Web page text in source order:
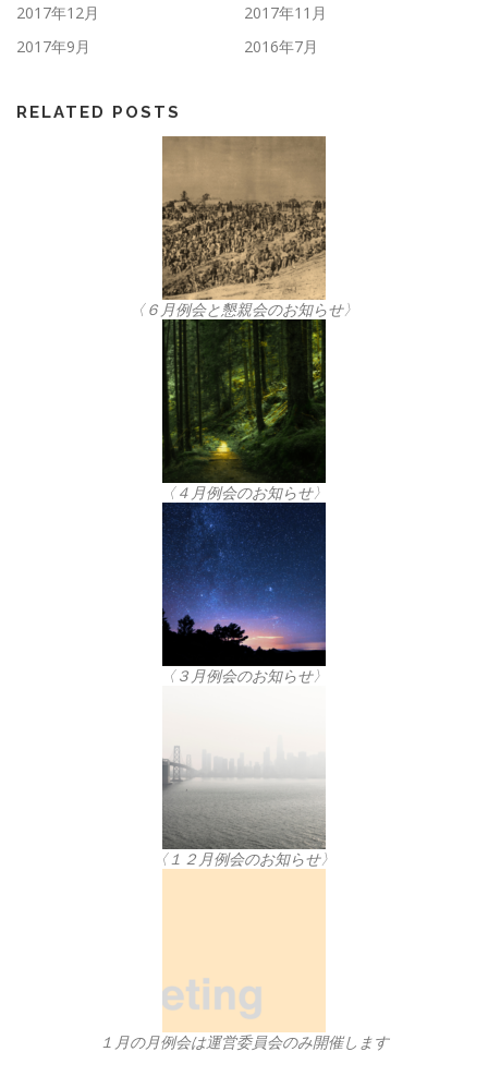
2017年12月
2017年11月
2017年9月
2016年7月
RELATED POSTS
〈６月例会と懇親会のお知らせ〉
〈４月例会のお知らせ〉
〈３月例会のお知らせ〉
〈１２月例会のお知らせ〉
１月の月例会は運営委員会のみ開催します